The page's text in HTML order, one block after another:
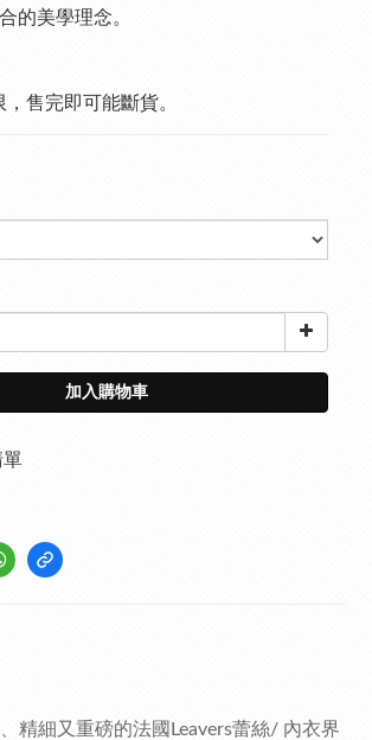
的美學理念。
售完即可能斷貨。
加入購物車
單
精細又重磅的法國Leavers蕾絲/ 內衣界